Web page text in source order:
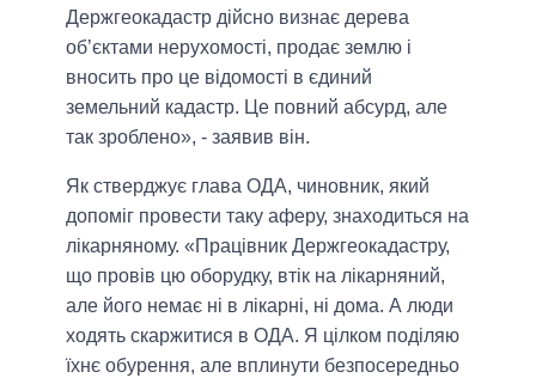
Держгеокадастр дійсно визнає дерева
об’єктами нерухомості, продає землю і
вносить про це відомості в єдиний
земельний кадастр. Це повний абсурд, але
так зроблено», - заявив він.
Як стверджує глава ОДА, чиновник, який
допоміг провести таку аферу, знаходиться на
лікарняному. «Працівник Держгеокадастру,
що провів цю оборудку, втік на лікарняний,
але його немає ні в лікарні, ні дома. А люди
ходять скаржитися в ОДА. Я цілком поділяю
їхнє обурення, але вплинути безпосередньо